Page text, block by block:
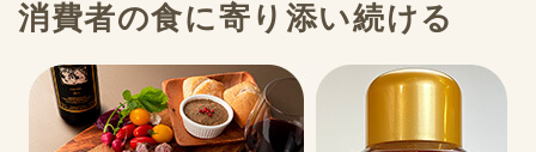
消費者の食に寄り添い続ける